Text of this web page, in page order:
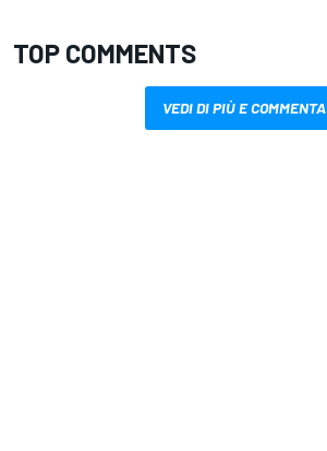
TOP COMMENTS
VEDI DI PIÙ E COMMENTA